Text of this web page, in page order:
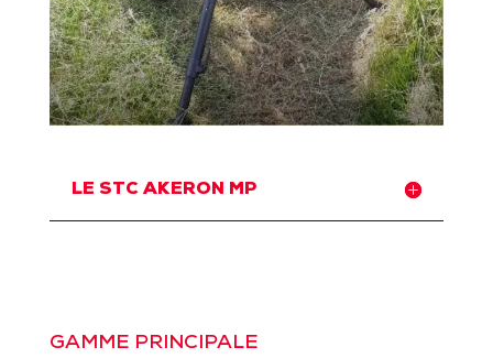
LE STC AKERON MP
GAMME PRINCIPALE